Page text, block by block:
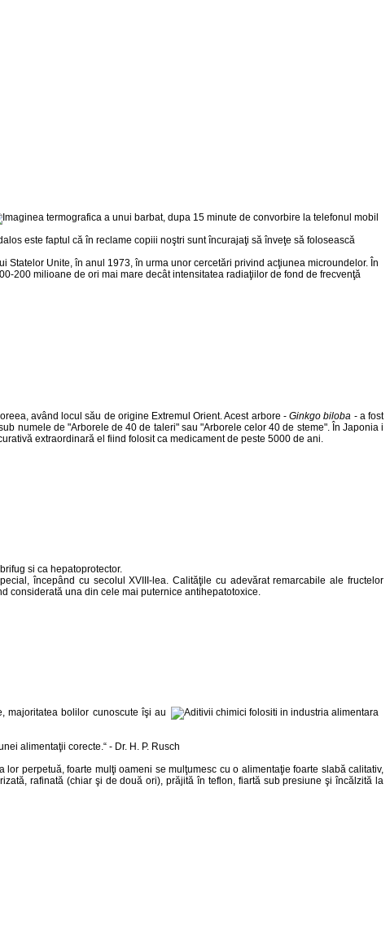
este faptul că în reclame copiii noştri sunt încurajaţi să înveţe să folosească
Unite, în anul 1973, în urma unor cercetări privind acţiunea microundelor. În
200 milioane de ori mai mare decât intensitatea radiaţiilor de fond de frecvenţă
având locul său de origine Extremul Orient. Acest arbore -Ginkgo biloba - a fost
numele de "Arborele de 40 de taleri" sau "Arborele celor 40 de steme". În Japonia i
extraordinară el fiind folosit ca medicament de peste 5000 de ani.
si ca hepatoprotector.
începând cu secolul XVIII-lea. Calităţile cu adevărat remarcabile ale fructelor
considerată una din cele mai puternice antihepatotoxice.
majoritatea bolilor cunoscute îşi au
alimentaţii corecte.“ - Dr. H. P. Rusch
perpetuă, foarte mulţi oameni se mulţumesc cu o alimentaţie foarte slabă calitativ,
rafinată (chiar şi de două ori), prăjită în teflon, fiartă sub presiune şi încălzită la